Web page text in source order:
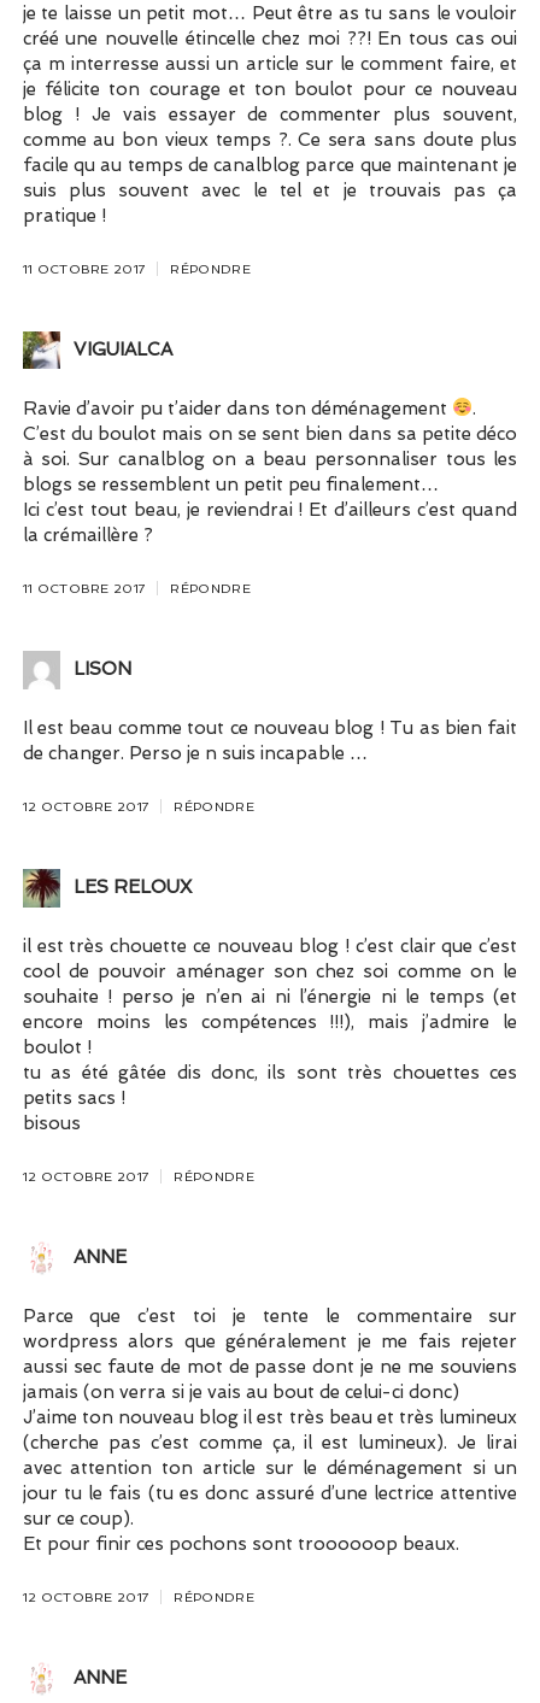
je te laisse un petit mot… Peut être as tu sans le vouloir
créé une nouvelle étincelle chez moi ??! En tous cas oui
ça m interresse aussi un article sur le comment faire, et
je félicite ton courage et ton boulot pour ce nouveau
blog ! Je vais essayer de commenter plus souvent,
comme au bon vieux temps ?. Ce sera sans doute plus
facile qu au temps de canalblog parce que maintenant je
suis plus souvent avec le tel et je trouvais pas ça
pratique !
11 OCTOBRE 2017 RÉPONDRE
VIGUIALCA
Ravie d’avoir pu t’aider dans ton déménagement
.
C’est du boulot mais on se sent bien dans sa petite déco
à soi. Sur canalblog on a beau personnaliser tous les
blogs se ressemblent un petit peu finalement…
Ici c’est tout beau, je reviendrai ! Et d’ailleurs c’est quand
la crémaillère ?
11 OCTOBRE 2017 RÉPONDRE
LISON
Il est beau comme tout ce nouveau blog ! Tu as bien fait
de changer. Perso je n suis incapable …
12 OCTOBRE 2017 RÉPONDRE
LES RELOUX
il est très chouette ce nouveau blog ! c’est clair que c’est
cool de pouvoir aménager son chez soi comme on le
souhaite ! perso je n’en ai ni l’énergie ni le temps (et
encore moins les compétences !!!), mais j’admire le
boulot !
tu as été gâtée dis donc, ils sont très chouettes ces
petits sacs !
bisous
12 OCTOBRE 2017 RÉPONDRE
ANNE
Parce que c’est toi je tente le commentaire sur
wordpress alors que généralement je me fais rejeter
aussi sec faute de mot de passe dont je ne me souviens
jamais (on verra si je vais au bout de celui-ci donc)
J’aime ton nouveau blog il est très beau et très lumineux
(cherche pas c’est comme ça, il est lumineux). Je lirai
avec attention ton article sur le déménagement si un
jour tu le fais (tu es donc assuré d’une lectrice attentive
sur ce coup).
Et pour finir ces pochons sont troooooop beaux.
12 OCTOBRE 2017 RÉPONDRE
ANNE